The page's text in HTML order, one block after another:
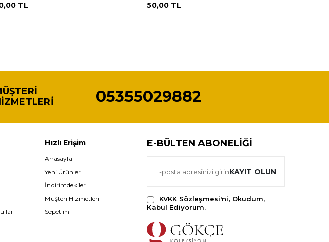
TL 50,00 TL
05355029882
Hızlı Erişim
Anasayfa
Yeni Ürünler
İndirimdekiler
Müşteri Hizmetleri
Sepetim
E-BÜLTEN ABONELIĞI
KAYIT OLUN
KVKK Sözleşmesi'ni, Okudum,
Kabul Ediyorum.